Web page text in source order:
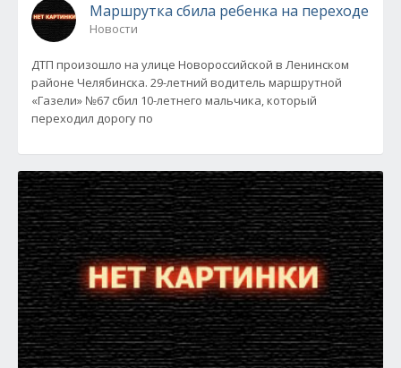
Маршрутка сбила ребенка на переходе
Новости
ДТП произошло на улице Новороссийской в Ленинском
районе Челябинска. 29-летний водитель маршрутной
«Газели» №67 сбил 10-летнего мальчика, который
переходил дорогу по